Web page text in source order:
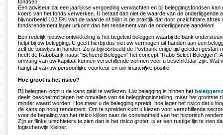
fondsen.
Een adviseur zal een jaarlijkse vergoeding verwachten en bij beleggingsfondsen kan
koers van het fonds verwerken. U betaalt dan niet de waarde van de onderliggende
bijvoorbeeld 102,5% van de waarde of blijkt in de praktijk dat door onzichtbare aftrek
fondsrendement lager uitkomt dan het rendement van de onderliggende aandelen!
Een redelijk nieuwe ontwikkeling is het begeleid beleggen waarbij de bank
helpt bij uw belegging. U geeft hierbij dus niet uw vermogen uit handen aan een
zelf de touwtjes in handen. Zo is bijvoorbeeld de Postbank enige tijd geleden gestart
heeft de Rabobank naast "Beheerd Beleggen" het concept "Rabo Select Beleggen".
omvang van uw kapitaal kunnen verschillende vormen voor u beschikbaar zijn. Wat
hangt af van uw persoonlijke voorkeur en uw financi�le positie.
Hoe groot is het risico?
Bij beleggen loopt u de kans geld te verliezen. Uw belegging is binnen het
deels beschermd tegen het omvallen van de beleggingsinstelling, maar het grootste
minder waard worden. Hoe meer u de belegging spreidt, hoe lager het risico dat u
de kans op hoog rendement. Om te spreiden kunt u kiezen voor verschillende
voor de bepaling van het risico kijken naar de constantheid van het historisch
Zijn er flinke uitschieters te zien dan is het risico groter, is er een rustige lijn te zien
logischerwijs kleiner.